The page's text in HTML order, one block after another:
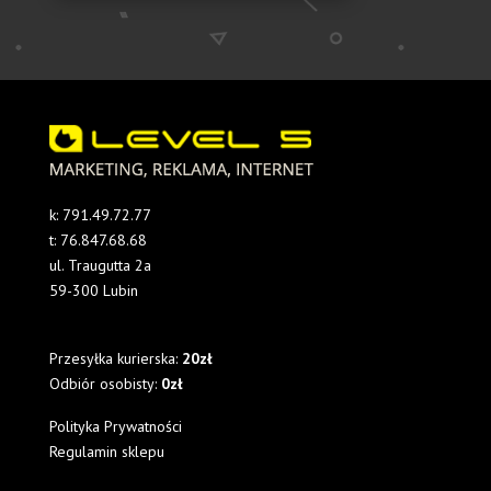
k: 791.49.72.77
t: 76.847.68.68
ul. Traugutta 2a
59-300 Lubin
Przesyłka kurierska: 20zł
Odbiór osobisty: 0zł
Polityka Prywatności
Regulamin sklepu